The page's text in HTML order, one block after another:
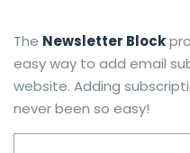
The Newsletter Block
easy way to add email
website. Adding
never been so easy!